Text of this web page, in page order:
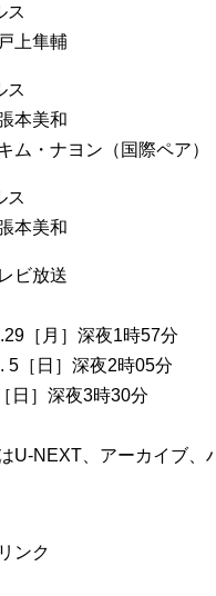
ス
上隼輔
ス
本美和
ム・ナヨン（国際ペア）
ス
本美和
ビ放送
［月］深夜1時57分
5［日］深夜2時05分
日］深夜3時30分
U-NEXT、アーカイブ、
ンク